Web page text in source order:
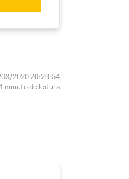
03/2020 20:29:54
1 minuto de leitura